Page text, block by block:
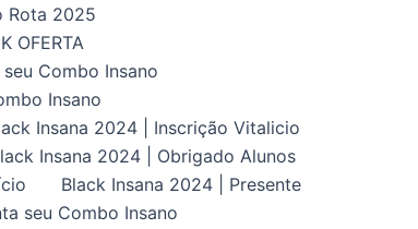
Rota 2025
OFERTA
Combo Insano
Insano
Insana 2024 | Inscrição Vitalicio
Insana 2024 | Obrigado Alunos
Black Insana 2024 | Presente
seu Combo Insano